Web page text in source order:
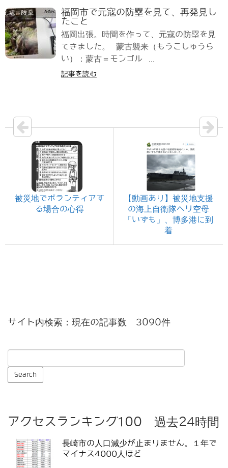
福岡市で元寇の防塁を見て、再発見し
たこと
福岡出張。時間を作って、元寇の防塁を見
てきました。 蒙古襲来（もうこしゅうら
い）：蒙古＝モンゴル ...
記事を読む
被災地でボランティアす
る場合の心得
【動画あり】被災地支援
の海上自衛隊ヘリ空母
「いずも」、博多港に到
着
サイト内検索：現在の記事数 3090件
アクセスランキング100 過去24時間
長崎市の人口減少が止まりません。１年で
マイナス4000人ほど